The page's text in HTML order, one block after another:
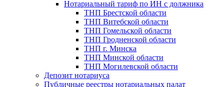
Нотариальный тариф по ИН с должника
ТНП Брестской области
ТНП Витебской области
ТНП Гомельской области
ТНП Гродненской области
ТНП г. Минска
ТНП Минской области
ТНП Могилевской области
Депозит нотариуса
Публичные реестры нотариальных палат